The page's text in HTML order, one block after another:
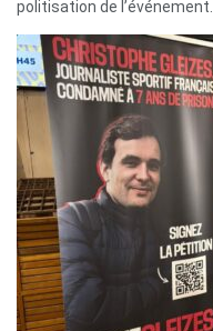
politisation de